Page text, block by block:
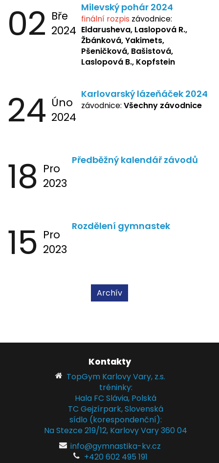
02 Bře
2024
Milevský pohár 2024
finální rozpis závodnice:
Eldarusheva, Laslopová R.,
Žbánková, Yakimets,
Pšeničková, Bašistová,
Laslopová B., Kopfstein
24 Úno
2024
Karlovarský lázeňáček 2024
závodnice: Všechny závodnice
18 Pro
2023
Předběžný kalendář závodů
15 Pro
2023
Rozdělení gymnastek
Archív
Kontakty
TopGym Karlovy Vary, z.s.
tréninky:
Hala FC Slávia, Polská
TC Gejzírpark, Slovenská
sídlo (korespondenční):
Na Stezce 219/12, Karlovy Vary 360 04
info@gymnastika-kv.cz
+420 602 495 191